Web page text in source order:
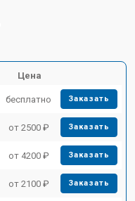
Цена
бесплатно Заказать
от 2500 ₽ Заказать
от 4200 ₽ Заказать
от 2100 ₽ Заказать